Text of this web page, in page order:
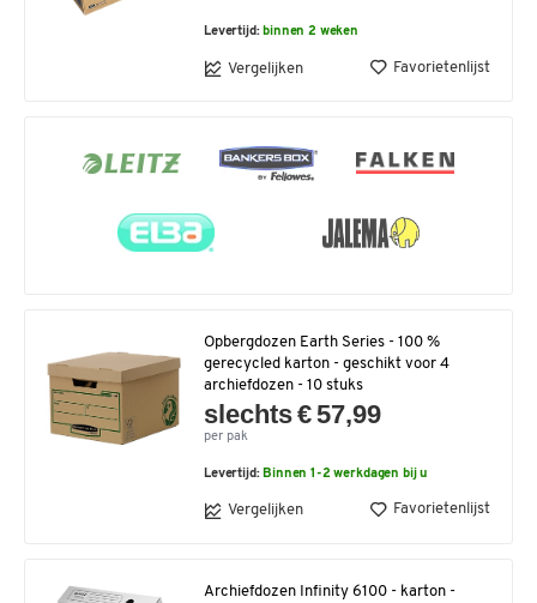
Levertijd: binnen 2 weken
Vergelijken Favorietenlijst
Opbergdozen Earth Series - 100 %
gerecycled karton - geschikt voor 4
archiefdozen - 10 stuks
slechts € 57,99
per pak
Levertijd: Binnen 1-2 werkdagen bij u
Vergelijken Favorietenlijst
Archiefdozen Infinity 6100 - karton -